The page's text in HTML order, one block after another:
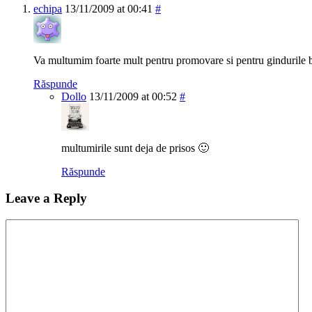
echipa 13/11/2009 at 00:41 #
Va multumim foarte mult pentru promovare si pentru gindurile
Răspunde
Dollo 13/11/2009 at 00:52 #
multumirile sunt deja de prisos 🙂
Răspunde
Leave a Reply